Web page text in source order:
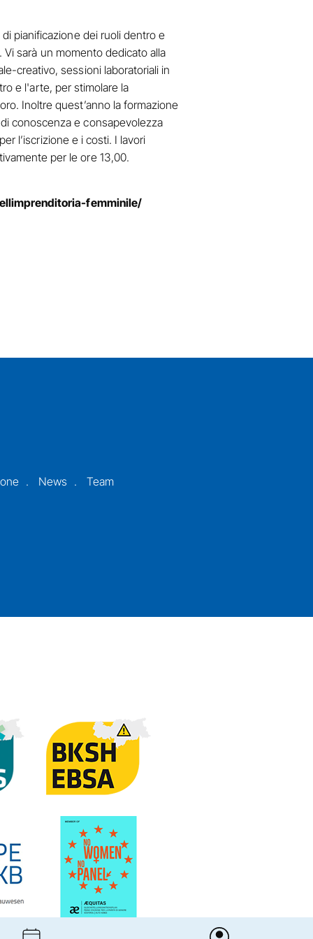
pianificazione dei ruoli dentro e
sarà un momento dedicato alla
creativo, sessioni laboratoriali in
e l'arte, per stimolare la
Inoltre quest’anno la formazione
conoscenza e consapevolezza
l’iscrizione e i costi. I lavori
per le ore 13,00.
femminile/
News Team